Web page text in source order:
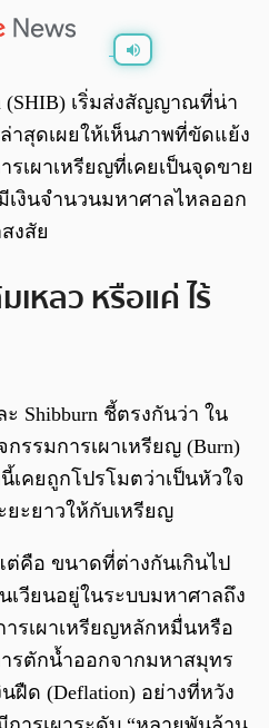
0:00
(SHIB) เริ่มส่งสัญญาณที่น่า
าสุดเผยให้เห็นภาพที่ขัดแย้ง
เผาเหรียญที่เคยเป็นจุดขาย
งินจำนวนมหาศาลไหลออก
งสัย
เหลว หรือแค่ ไร้
Shibburn ชี้ตรงกันว่า ใน
รรมการเผาเหรียญ (Burn)
คยถูกโปรโมตว่าเป็นหัวใจ
ะยาวให้กับเหรียญ
คือ ขนาดที่ต่างกันเกินไป
วียนอยู่ในระบบมหาศาลถึง
ารเผาเหรียญหลักหมื่นหรือ
รตักน้ำออกจากมหาสมุทร
ฝืด (Deflation) อย่างที่หวัง